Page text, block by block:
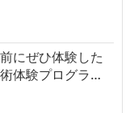
にぜひ体験した
体験プログラ…